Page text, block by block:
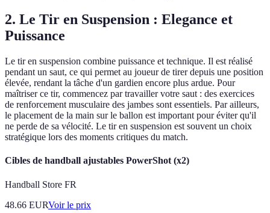
2. Le Tir en Suspension : Elegance et
Puissance
Le tir en suspension combine puissance et technique. Il est réalisé
pendant un saut, ce qui permet au joueur de tirer depuis une position
élevée, rendant la tâche d'un gardien encore plus ardue. Pour
maîtriser ce tir, commencez par travailler votre saut : des exercices
de renforcement musculaire des jambes sont essentiels. Par ailleurs,
le placement de la main sur le ballon est important pour éviter qu'il
ne perde de sa vélocité. Le tir en suspension est souvent un choix
stratégique lors des moments critiques du match.
Cibles de handball ajustables PowerShot (x2)
Handball Store FR
48.66 EURVoir le prix